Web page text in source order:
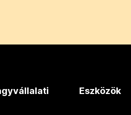
Eszközök